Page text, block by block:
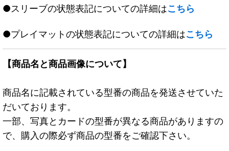
●スリーブの状態表記についての詳細はこちら
●プレイマットの状態表記についての詳細はこちら
【商品名と商品画像について】
商品名に記載されている型番の商品を発送させていた
だいております。
一部、写真とカードの型番が異なる商品がありますの
で、購入の際必ず商品の型番をご確認下さい。